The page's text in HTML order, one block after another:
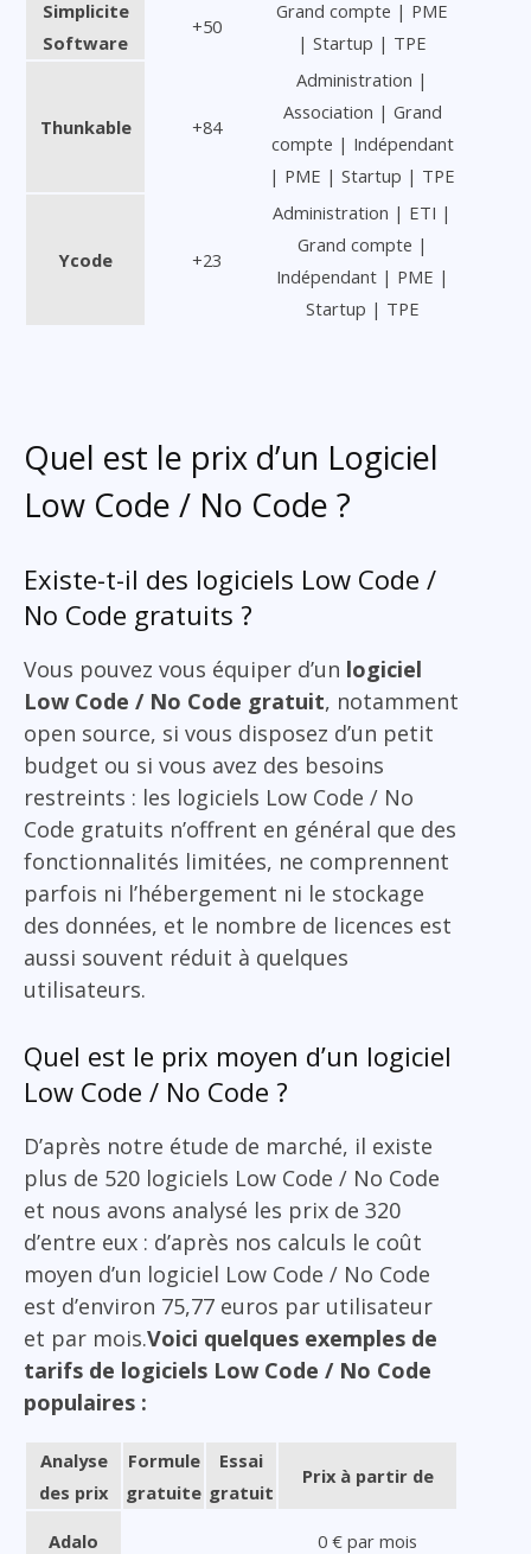
Simplicite
Software
+50
Grand compte | PME
| Startup | TPE
Thunkable +84
Administration |
Association | Grand
compte | Indépendant
| PME | Startup | TPE
Ycode +23
Administration | ETI |
Grand compte |
Indépendant | PME |
Startup | TPE
Quel est le prix d’un Logiciel
Low Code / No Code ?
Existe-t-il des logiciels Low Code /
No Code gratuits ?
Vous pouvez vous équiper d’un logiciel
Low Code / No Code gratuit, notamment
open source, si vous disposez d’un petit
budget ou si vous avez des besoins
restreints : les logiciels Low Code / No
Code gratuits n’offrent en général que des
fonctionnalités limitées, ne comprennent
parfois ni l’hébergement ni le stockage
des données, et le nombre de licences est
aussi souvent réduit à quelques
utilisateurs.
Quel est le prix moyen d’un logiciel
Low Code / No Code ?
D’après notre étude de marché, il existe
plus de 520 logiciels Low Code / No Code
et nous avons analysé les prix de 320
d’entre eux : d’après nos calculs le coût
moyen d’un logiciel Low Code / No Code
est d’environ 75,77 euros par utilisateur
et par mois.Voici quelques exemples de
tarifs de logiciels Low Code / No Code
populaires :
Analyse
des prix
Formule
gratuite
Essai
gratuit
Prix à partir de
Adalo 0 € par mois